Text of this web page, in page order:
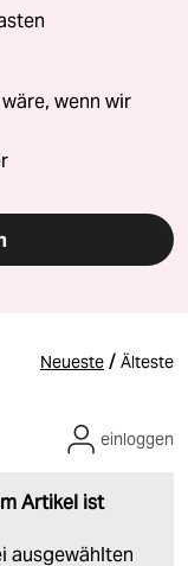
wenn wir
Neueste / Älteste
Artikel ist
ausgewählten
einloggen